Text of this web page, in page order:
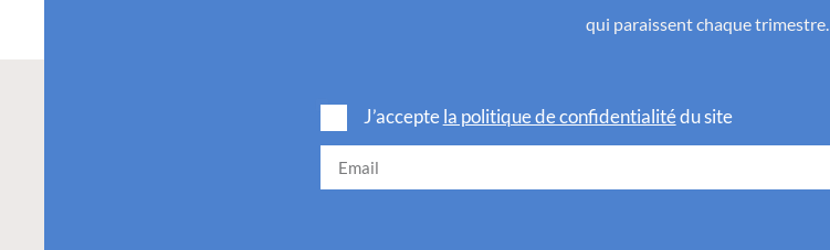
qui paraissent chaque trimestre.
J’acceptela politique de confidentialitédu site